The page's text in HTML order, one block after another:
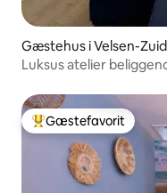
Gæstehus i Velsen-Zuid
Luksus atelier
Bedste gæstefavorit
Gæstefavorit